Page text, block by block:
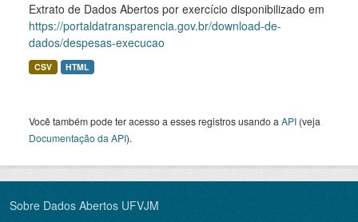
Extrato de Dados Abertos por exercício disponibilizado em
https://portaldatransparencia.gov.br/download-de-
dados/despesas-execucao
CSV HTML
Você também pode ter acesso a esses registros usando a API (veja
Documentação da API).
Sobre Dados Abertos UFVJM